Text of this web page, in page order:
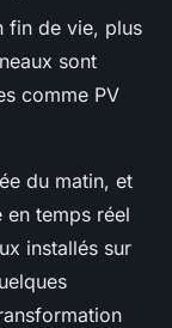
fin de vie, plus
sont
comme PV
du matin, et
en temps réel
installés sur